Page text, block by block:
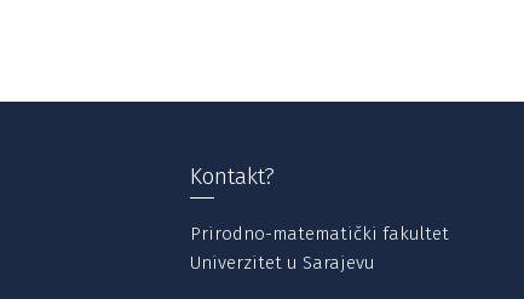
Kontakt?
Prirodno-matematički fakultet
Univerzitet u Sarajevu